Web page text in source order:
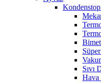
Sıvı
Hava